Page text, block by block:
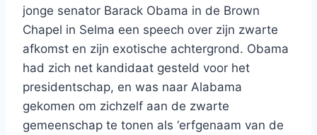
jonge senator Barack Obama in de Brown
Chapel in Selma een speech over zijn zwarte
afkomst en zijn exotische achtergrond. Obama
had zich net kandidaat gesteld voor het
presidentschap, en was naar Alabama
gekomen om zichzelf aan de zwarte
gemeenschap te tonen als ‘erfgenaam van de